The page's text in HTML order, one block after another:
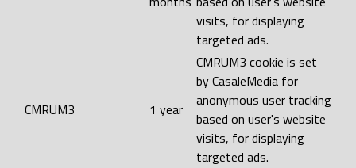
visits, for displaying
targeted ads.
CMRUM3 1 year
CMRUM3 cookie is set
by CasaleMedia for
anonymous user tracking
based on user's website
visits, for displaying
targeted ads.